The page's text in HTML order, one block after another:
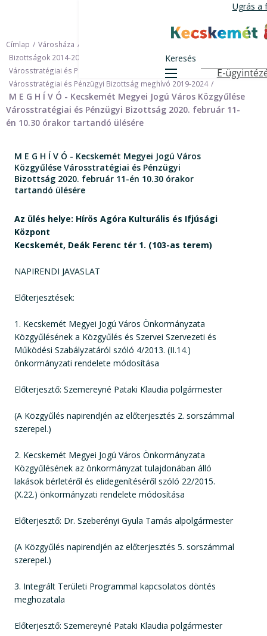
Ugrás a
Kecskemét
Keresés
Menü
Felső navigáció
E-
Címlap Városháza
Bizottságok 2014-2024
Városstratégiai és Pénzügyi Bizottság 2014-2024
Városstratégiai és Pénzügyi Bizottság meghívó 2019-2024
M E G H Í V Ó - Kecskemét Megyei Jogú Város Közgyűlése
Városstratégiai és Pénzügyi Bizottság 2020. február 11-
én 10.30 órakor tartandó ülésére
M E G H Í V Ó - Kecskemét Megyei Jogú Város
Közgyűlése Városstratégiai és Pénzügyi
Bizottság 2020. február 11-én 10.30 órakor
tartandó ülésére
Az ülés helye: Hírös Agóra Kulturális és Ifjúsági
Központ
Kecskemét, Deák Ferenc tér 1. (103-as terem)
NAPIRENDI JAVASLAT
Előterjesztések:
1. Kecskemét Megyei Jogú Város Önkormányzata
Közgyűlésének a Közgyűlés és Szervei Szervezeti és
Működési Szabályzatáról szóló 4/2013. (II.14.)
önkormányzati rendelete módosítása
Előterjesztő: Szemereyné Pataki Klaudia polgármester
(A Közgyűlés napirendjén az előterjesztés 2. sorszámmal
szerepel.)
2. Kecskemét Megyei Jogú Város Önkormányzata
Közgyűlésének az önkormányzat tulajdonában álló
lakások bérletéről és elidegenítéséről szóló 22/2015.
(X.22.) önkormányzati rendelete módosítása
Előterjesztő: Dr. Szeberényi Gyula Tamás alpolgármester
(A Közgyűlés napirendjén az előterjesztés 5. sorszámmal
szerepel.)
3. Integrált Területi Programmal kapcsolatos döntés
meghozatala
Előterjesztő: Szemereyné Pataki Klaudia polgármester